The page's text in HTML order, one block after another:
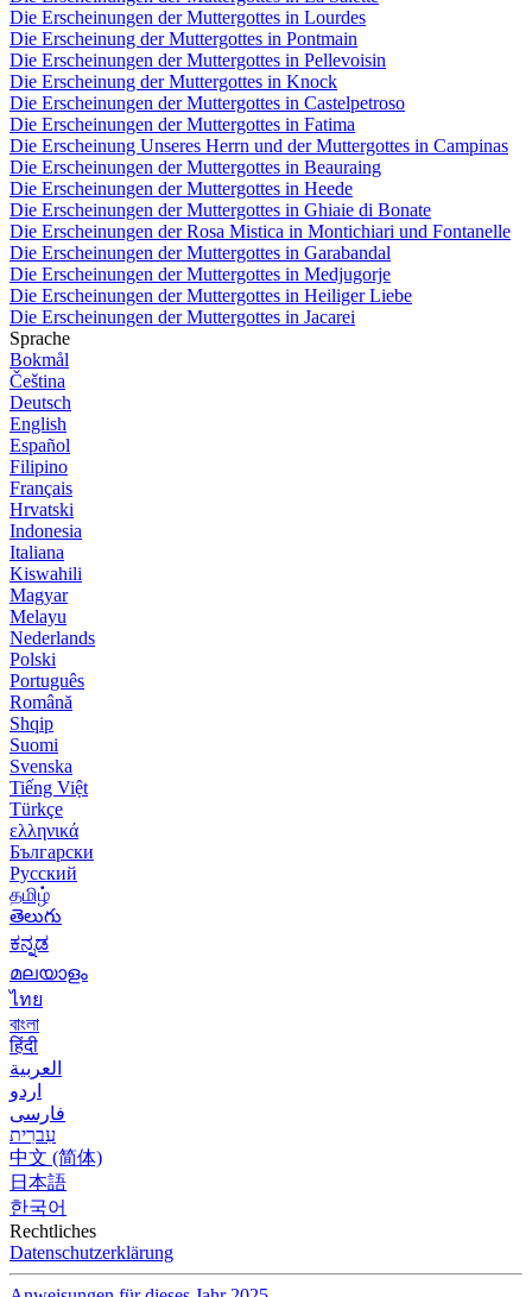
Die Erscheinungen der Muttergottes in Lourdes
Die Erscheinung der Muttergottes in Pontmain
Die Erscheinungen der Muttergottes in Pellevoisin
Die Erscheinung der Muttergottes in Knock
Die Erscheinungen der Muttergottes in Castelpetroso
Die Erscheinungen der Muttergottes in Fatima
Die Erscheinung Unseres Herrn und der Muttergottes in Campinas
Die Erscheinungen der Muttergottes in Beauraing
Die Erscheinungen der Muttergottes in Heede
Die Erscheinungen der Muttergottes in Ghiaie di Bonate
Die Erscheinungen der Rosa Mistica in Montichiari und Fontanelle
Die Erscheinungen der Muttergottes in Garabandal
Die Erscheinungen der Muttergottes in Medjugorje
Die Erscheinungen der Muttergottes in Heiliger Liebe
Die Erscheinungen der Muttergottes in Jacarei
Sprache
Bokmål
Čeština
Deutsch
English
Español
Filipino
Français
Hrvatski
Indonesia
Italiana
Kiswahili
Magyar
Melayu
Nederlands
Polski
Português
Română
Shqip
Suomi
Svenska
Tiếng Việt
Türkçe
ελληνικά
Български
Русский
தமிழ்
తెలుగు
ಕನ್ನಡ
മലയാളം
ไทย
বাংলা
हिंदी
العربية
اردو
فارسی
עִברִית
中文 (简体)
日本語
한국어
Rechtliches
Datenschutzerklärung